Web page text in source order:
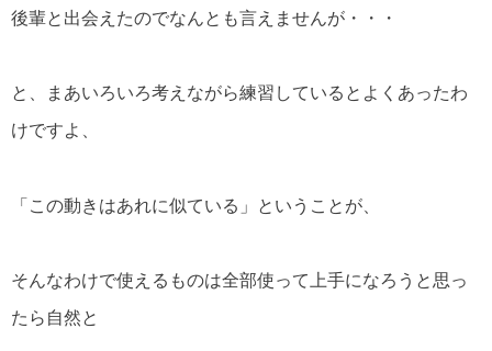
後輩と出会えたのでなんとも言えませんが・・・
と、まあいろいろ考えながら練習しているとよくあったわ
けですよ、
「この動きはあれに似ている」ということが、
そんなわけで使えるものは全部使って上手になろうと思っ
たら自然と